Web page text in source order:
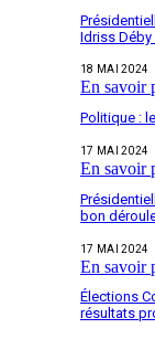
Idriss Déby
18 MAI 2024
En savoir
Politique :
17 MAI 2024
En savoir
bon
17 MAI 2024
En savoir
Élections
résultats